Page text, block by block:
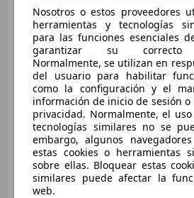
120
€
Sin
10/2017 16.541 km Gasolina
OCASIONPLUS ALCALÁ DE HENARES- Vía
ES-28805 Alcalá de Henares
Nosotros o estos proveedores
herramientas y tecnologías
para las funciones esenciales
garantizar su correcto
Normalmente, se utilizan en
del usuario para habilitar
como la configuración y el
información de inicio de sesión
privacidad. Normalmente, el
tecnologías similares no se
embargo, algunos
estas cookies o herramientas
sobre ellas. Bloquear estas
similares puede afectar la
web.